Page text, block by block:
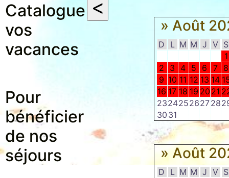
Catalogue
vos
vacances
Pour
bénéficier
de nos
séjours
» Août
D L M M J V S
1
2
3 4 5 6 7 8
9 10 11 12 13 14
16 17 18 19 20 21
232425262728
30 31
» Août
D L M M J V S